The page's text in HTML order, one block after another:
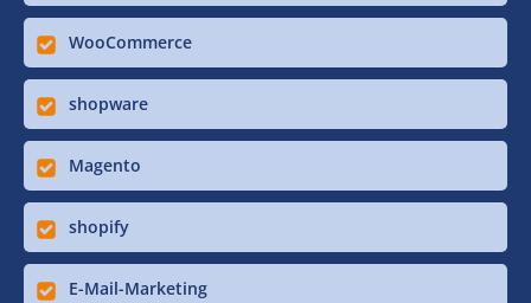
WooCommerce
shopware
Magento
shopify
E-Mail-Marketing